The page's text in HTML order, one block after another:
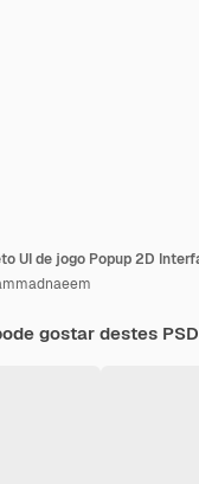
gostar destes PSD